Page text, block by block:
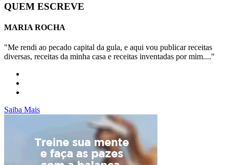
QUEM ESCREVE
MARIA ROCHA
"Me rendi ao pecado capital da gula, e aqui vou publicar receitas
diversas, receitas da minha casa e receitas inventadas por mim...."
Saiba Mais